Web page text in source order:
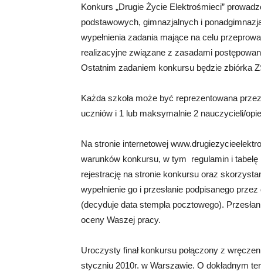
Konkurs „Drugie Życie Elektrośmieci”
podstawowych, gimnazjalnych i
wypełnienia zadania mające na celu
realizacyjne związane z zasadami
Ostatnim zadaniem konkursu będzie zbiórka
Każda szkoła może być reprezentowana
uczniów i 1 lub maksymalnie 2 nauczycieli/
Na stronie internetowej
warunków konkursu, w tym regulamin i
rejestrację na stronie konkursu oraz
wypełnienie go i przesłanie podpisanego
(decyduje data stempla pocztowego).
oceny Waszej pracy.
Uroczysty finał konkursu połączony z
styczniu 2010r. w Warszawie. O dokładnym